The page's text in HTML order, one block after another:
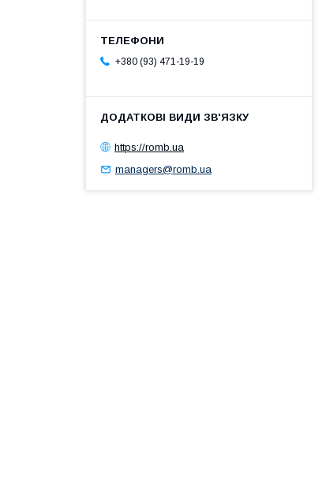
+380 (93) 471-19-19
https://romb.ua
managers@romb.ua